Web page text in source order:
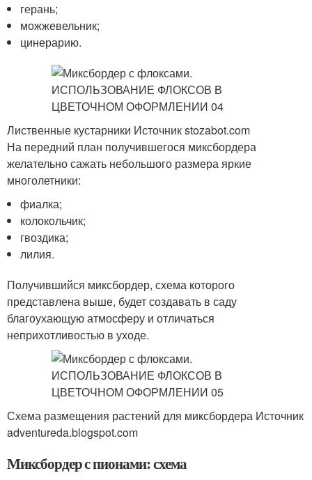
герань;
можжевельник;
цинерарию.
Лиственные кустарники Источник stozabot.com
На передний план получившегося миксбордера
желательно сажать небольшого размера яркие
многолетники:
фиалка;
колокольчик;
гвоздика;
лилия.
Получившийся миксбордер, схема которого
представлена выше, будет создавать в саду
благоухающую атмосферу и отличаться
неприхотливостью в уходе.
Схема размещения растений для миксбордера Источник
adventureda.blogspot.com
Миксбордер с пионами: схема